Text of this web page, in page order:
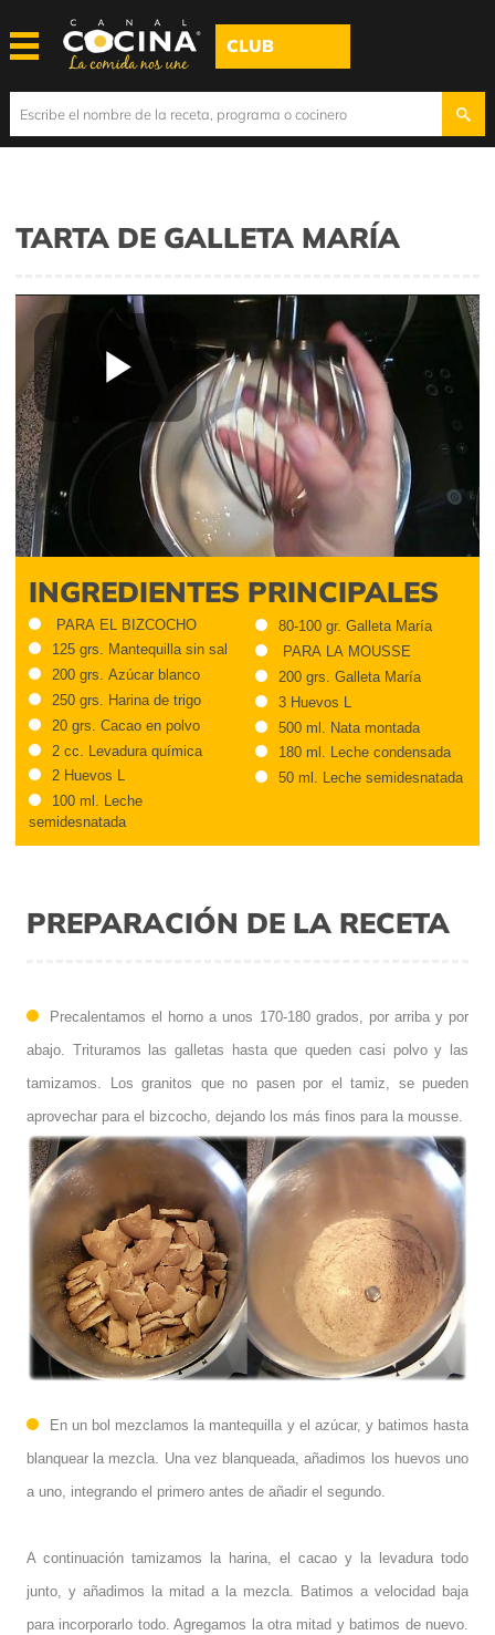
CLUB
TARTA DE GALLETA MARÍA
Play
Video
INGREDIENTES PRINCIPALES
PARA EL BIZCOCHO
125 grs. Mantequilla sin sal
200 grs. Azúcar blanco
250 grs. Harina de trigo
20 grs. Cacao en polvo
2 cc. Levadura química
2 Huevos L
100 ml. Leche
semidesnatada
80-100 gr. Galleta María
PARA LA MOUSSE
200 grs. Galleta María
3 Huevos L
500 ml. Nata montada
180 ml. Leche condensada
50 ml. Leche semidesnatada
PREPARACIÓN DE LA RECETA
Precalentamos el horno a unos 170-180 grados, por arriba y por
abajo. Trituramos las galletas hasta que queden casi polvo y las
tamizamos. Los granitos que no pasen por el tamiz, se pueden
aprovechar para el bizcocho, dejando los más finos para la mousse.
En un bol mezclamos la mantequilla y el azúcar, y batimos hasta
blanquear la mezcla. Una vez blanqueada, añadimos los huevos uno
a uno, integrando el primero antes de añadir el segundo.
A continuación tamizamos la harina, el cacao y la levadura todo
junto, y añadimos la mitad a la mezcla. Batimos a velocidad baja
para incorporarlo todo. Agregamos la otra mitad y batimos de nuevo.